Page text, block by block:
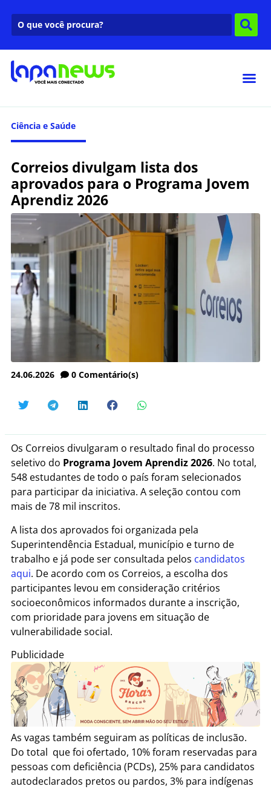
Ciência e Saúde
Correios divulgam lista dos
aprovados para o Programa Jovem
Aprendiz 2026
24.06.2026 0 Comentário(s)
Os Correios divulgaram o resultado final do processo
seletivo do Programa Jovem Aprendiz 2026. No total,
548 estudantes de todo o país foram selecionados
para participar da iniciativa. A seleção contou com
mais de 78 mil inscritos.
A lista dos aprovados foi organizada pela
Superintendência Estadual, município e turno de
trabalho e já pode ser consultada pelos candidatos
aqui. De acordo com os Correios, a escolha dos
participantes levou em consideração critérios
socioeconômicos informados durante a inscrição,
com prioridade para jovens em situação de
vulnerabilidade social.
Publicidade
As vagas também seguiram as políticas de inclusão.
Do total que foi ofertado, 10% foram reservadas para
pessoas com deficiência (PCDs), 25% para candidatos
autodeclarados pretos ou pardos, 3% para indígenas